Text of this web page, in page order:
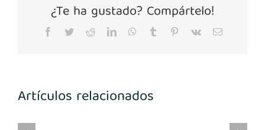
¿Te ha gustado? Compártelo!
Facebook
TwitterRedditLinkedInWhatsApp
Tumblr Pinterest
Vk
Correo
Artículos relacionados